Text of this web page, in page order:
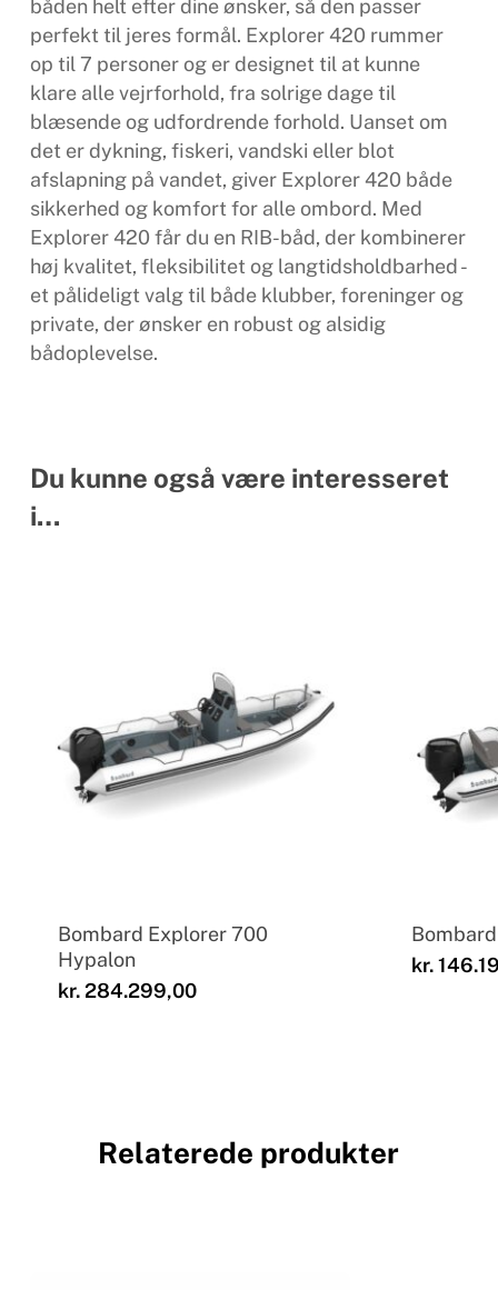
båden helt efter dine ønsker, så den passer
perfekt til jeres formål. Explorer 420 rummer
op til 7 personer og er designet til at kunne
klare alle vejrforhold, fra solrige dage til
blæsende og udfordrende forhold. Uanset om
det er dykning, fiskeri, vandski eller blot
afslapning på vandet, giver Explorer 420 både
sikkerhed og komfort for alle ombord. Med
Explorer 420 får du en RIB-båd, der kombinerer
høj kvalitet, fleksibilitet og langtidsholdbarhed -
et pålideligt valg til både klubber, foreninger og
private, der ønsker en robust og alsidig
bådoplevelse.
Du kunne også være interesseret
i…
Bombard Explorer 700
Hypalon
kr.284.299,00
kr.
Relaterede produkter